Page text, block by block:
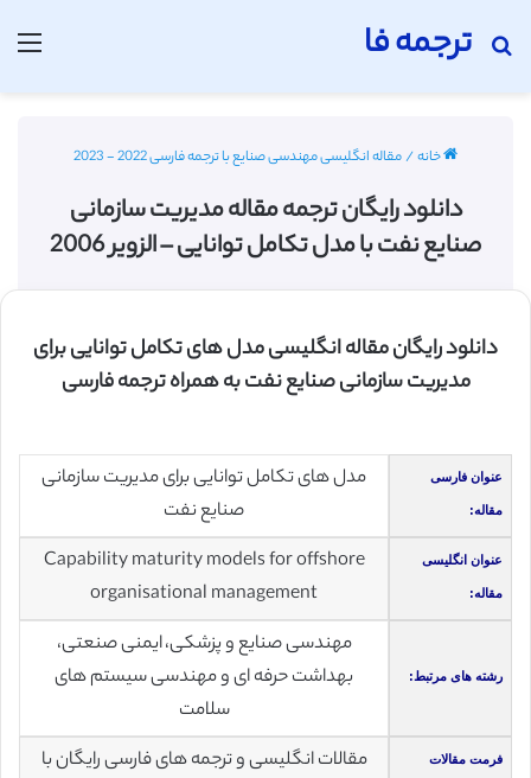
ترجمه فا
جستجو برای
خانه/مقاله انگلیسی مهندسی صنایع با ترجمه فارسی 2022 - 2023
دانلود رایگان ترجمه مقاله مدیریت سازمانی
صنایع نفت با مدل تکامل توانایی – الزویر 2006
دانلود رایگان مقاله انگلیسی مدل های تکامل توانایی برای
مدیریت سازمانی صنایع نفت به همراه ترجمه فارسی
عنوان فارسی
مقاله:
مدل های تکامل توانایی برای مدیریت سازمانی
صنایع نفت
عنوان انگلیسی
مقاله:
Capability maturity models for offshore
organisational management
رشته های مرتبط:
مهندسی صنایع و پزشکی، ایمنی صنعتی،
بهداشت حرفه ای و مهندسی سیستم های
سلامت
فرمت مقالات
مقالات انگلیسی و ترجمه های فارسی رایگان با